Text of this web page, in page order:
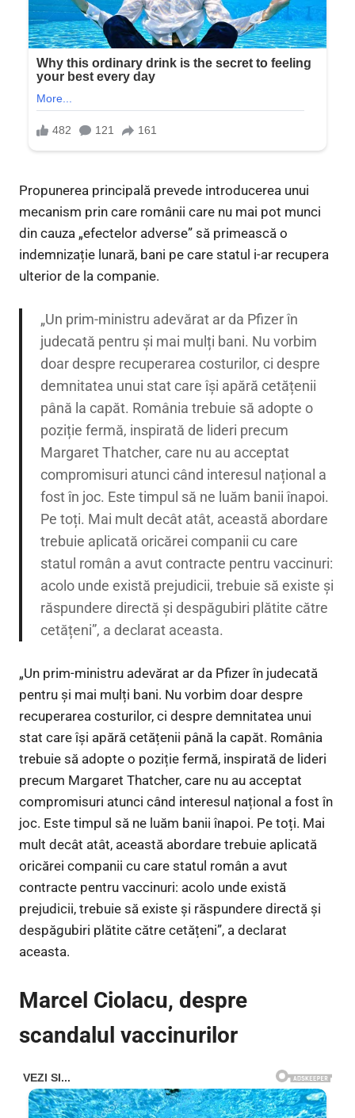
Propunerea principală prevede introducerea unui
mecanism prin care românii care nu mai pot munci
din cauza „efectelor adverse” să primească o
indemnizație lunară, bani pe care statul i-ar recupera
ulterior de la companie.
„Un prim-ministru adevărat ar da Pfizer în
judecată pentru și mai mulți bani. Nu vorbim
doar despre recuperarea costurilor, ci despre
demnitatea unui stat care își apără cetățenii
până la capăt. România trebuie să adopte o
poziție fermă, inspirată de lideri precum
Margaret Thatcher, care nu au acceptat
compromisuri atunci când interesul național a
fost în joc. Este timpul să ne luăm banii înapoi.
Pe toți. Mai mult decât atât, această abordare
trebuie aplicată oricărei companii cu care
statul român a avut contracte pentru vaccinuri:
acolo unde există prejudicii, trebuie să existe și
răspundere directă și despăgubiri plătite către
cetățeni”, a declarat aceasta.
„Un prim-ministru adevărat ar da Pfizer în judecată
pentru și mai mulți bani. Nu vorbim doar despre
recuperarea costurilor, ci despre demnitatea unui
stat care își apără cetățenii până la capăt. România
trebuie să adopte o poziție fermă, inspirată de lideri
precum Margaret Thatcher, care nu au acceptat
compromisuri atunci când interesul național a fost în
joc. Este timpul să ne luăm banii înapoi. Pe toți. Mai
mult decât atât, această abordare trebuie aplicată
oricărei companii cu care statul român a avut
contracte pentru vaccinuri: acolo unde există
prejudicii, trebuie să existe și răspundere directă și
despăgubiri plătite către cetățeni”, a declarat
aceasta.
Marcel Ciolacu, despre
scandalul vaccinurilor